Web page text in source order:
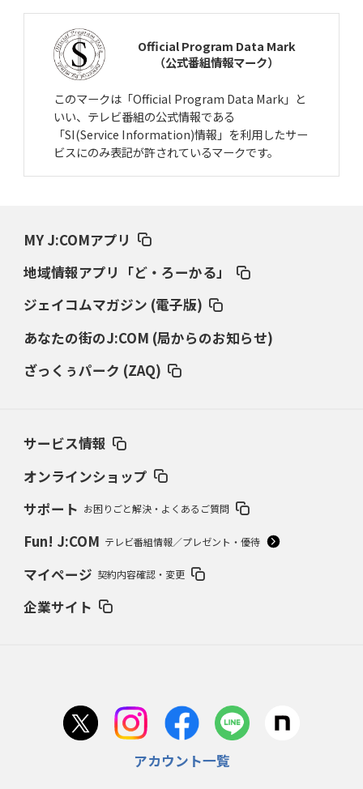
Official Program Data Mark
（公式番組情報マーク）
このマークは「Official Program Data Mark」と
いい、テレビ番組の公式情報である
「SI(Service Information)情報」を利用したサー
ビスにのみ表記が許されているマークです。
MY J:COMアプリ
地域情報アプリ「ど・ろーかる」
ジェイコムマガジン (電子版)
あなたの街のJ:COM (局からのお知らせ)
ざっくぅパーク (ZAQ)
サービス情報
オンラインショップ
サポート お困りごと解決・よくあるご質問
Fun! J:COM テレビ番組情報／プレゼント・優待
マイページ 契約内容確認・変更
企業サイト
アカウント一覧